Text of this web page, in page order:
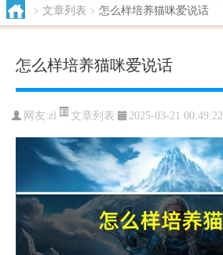
> 文章列表 > 怎么样培养猫咪爱说话
怎么样培养猫咪爱说话
网友:zl 文章列表 2025-03-21 00:49:22